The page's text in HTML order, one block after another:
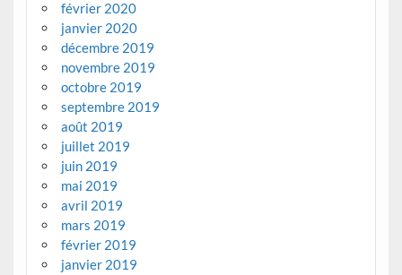
février 2020
janvier 2020
décembre 2019
novembre 2019
octobre 2019
septembre 2019
août 2019
juillet 2019
juin 2019
mai 2019
avril 2019
mars 2019
février 2019
janvier 2019